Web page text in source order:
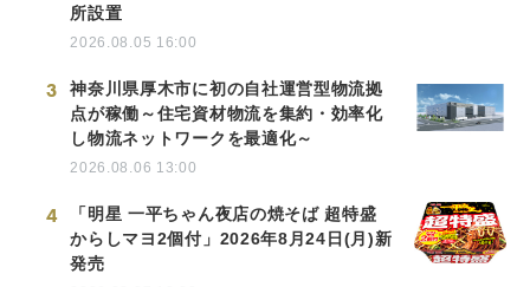
所設置
2026.08.05 16:00
3
神奈川県厚木市に初の自社運営型物流拠
点が稼働～住宅資材物流を集約・効率化
し物流ネットワークを最適化～
2026.08.06 13:00
4
「明星 一平ちゃん夜店の焼そば 超特盛
からしマヨ2個付」2026年8月24日(月)新
発売